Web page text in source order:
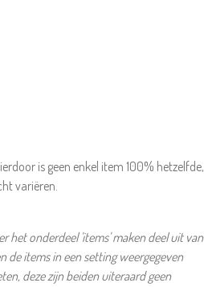
is geen enkel item 100% hetzelfde,
variëren.
het onderdeel 'items' maken deel uit van
items in een setting weergegeven
deze zijn beiden uiteraard geen